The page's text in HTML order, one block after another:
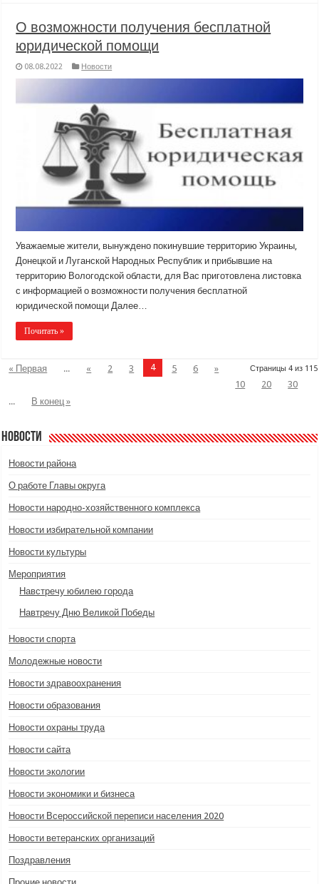
О возможности получения бесплатной
юридической помощи
08.08.2022 Новости
Уважаемые жители, вынуждено покинувшие территорию Украины,
Донецкой и Луганской Народных Республик и прибывшие на
территорию Вологодской области, для Вас приготовлена листовка
с информацией о возможности получения бесплатной
юридической помощи Далее…
Почитать »
Страницы 4 из 115
« Первая ... « 2 3 4 5 6
»
10
20
30
...
В конец »
Новости
Новости района
О работе Главы округа
Новости народно-хозяйственного комплекса
Новости избирательной компании
Новости культуры
Мероприятия
Навстречу юбилею города
Навтречу Дню Великой Победы
Новости спорта
Молодежные новости
Новости здравоохранения
Новости образования
Новости охраны труда
Новости сайта
Новости экологии
Новости экономики и бизнеса
Новости Всероссийской переписи населения 2020
Новости ветеранских организаций
Поздравления